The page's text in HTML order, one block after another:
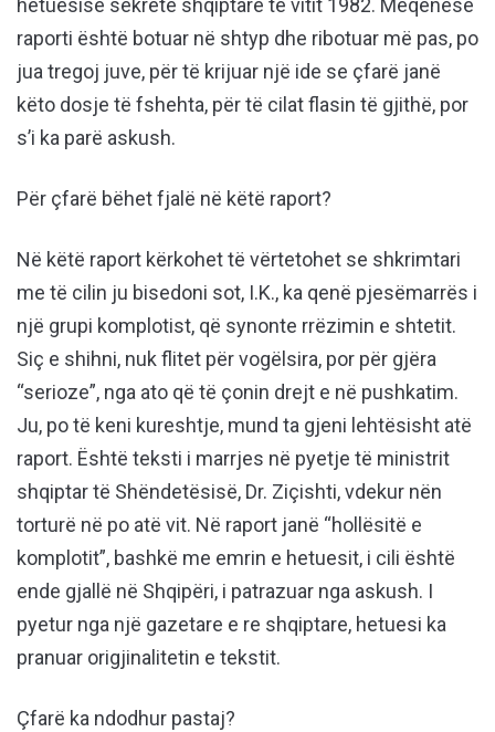
hetuesisë sekrete shqiptare të vitit 1982. Meqenëse
raporti është botuar në shtyp dhe ribotuar më pas, po
jua tregoj juve, për të krijuar një ide se çfarë janë
këto dosje të fshehta, për të cilat flasin të gjithë, por
s’i ka parë askush.
Për çfarë bëhet fjalë në këtë raport?
Në këtë raport kërkohet të vërtetohet se shkrimtari
me të cilin ju bisedoni sot, I.K., ka qenë pjesëmarrës i
një grupi komplotist, që synonte rrëzimin e shtetit.
Siç e shihni, nuk flitet për vogëlsira, por për gjëra
“serioze”, nga ato që të çonin drejt e në pushkatim.
Ju, po të keni kureshtje, mund ta gjeni lehtësisht atë
raport. Është teksti i marrjes në pyetje të ministrit
shqiptar të Shëndetësisë, Dr. Ziçishti, vdekur nën
torturë në po atë vit. Në raport janë “hollësitë e
komplotit”, bashkë me emrin e hetuesit, i cili është
ende gjallë në Shqipëri, i patrazuar nga askush. I
pyetur nga një gazetare e re shqiptare, hetuesi ka
pranuar origjinalitetin e tekstit.
Çfarë ka ndodhur pastaj?